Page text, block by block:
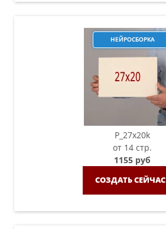
НЕЙРОСБОРКА
P_27х20k
от 14 стр.
1155 руб
СОЗДАТЬ СЕЙЧАС